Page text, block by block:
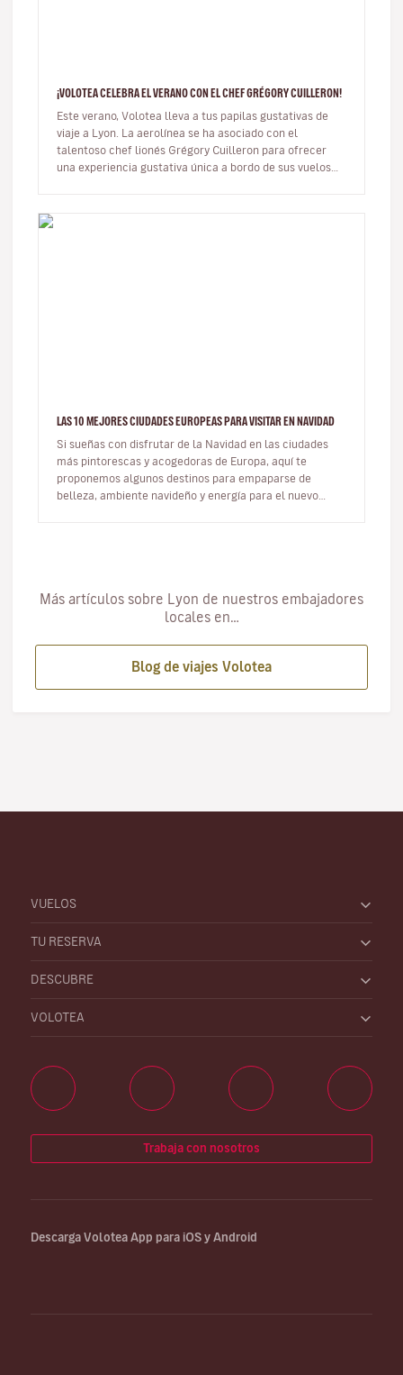
¡VOLOTEA CELEBRA EL VERANO CON EL CHEF GRÉGORY CUILLERON!
Este verano, Volotea lleva a tus papilas gustativas de
viaje a Lyon. La aerolínea se ha asociado con el
talentoso chef lionés Grégory Cuilleron para ofrecer
una experiencia gustativa única a bordo de sus vuelos
LAS 10 MEJORES CIUDADES EUROPEAS PARA VISITAR EN NAVIDAD
Si sueñas con disfrutar de la Navidad en las ciudades
más pintorescas y acogedoras de Europa, aquí te
proponemos algunos destinos para empaparse de
belleza, ambiente navideño y energía para el nuevo
Más artículos sobre Lyon de nuestros embajadores
locales en…
Blog de viajes Volotea
VUELOS
TU RESERVA
DESCUBRE
VOLOTEA
Trabaja con nosotros
Descarga Volotea App para iOS y Android